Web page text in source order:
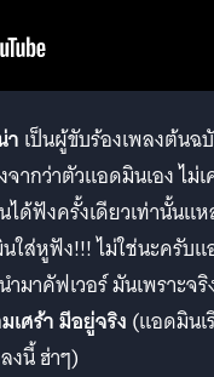
า เป็นผู้ขับร้องเพลงต้นฉ
ากว่าตัวแอดมินเอง ไม่
ด้ฟังครั้งเดียวเท่านั้นแ
ใส่หูฟัง!!! ไม่ใช่นะครับแ
นำมาคัฟเวอร์ มันเพราะจริ
เศร้า มีอยู่จริง (แอดมินเ
งนี้ ฮ่าๆ)